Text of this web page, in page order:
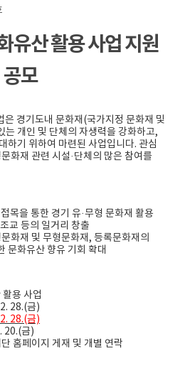
유산 활용 사업 지원
공모
경기도내 문화재(국가지정 문화재 및
는 개인 및 단체의 자생력을 강화하고,
하기 위하여 마련된 사업입니다. 관심
화재 관련 시설·단체의 많은 참여를
목을 통한 경기 유·무형 문화재 활용
교 등의 일거리 창출
화재 및 무형문화재, 등록문화재의
문화유산 향유 기회 확대
용 사업
28.(금)
28.(금)
20.(금)
홈페이지 게재 및 개별 연락